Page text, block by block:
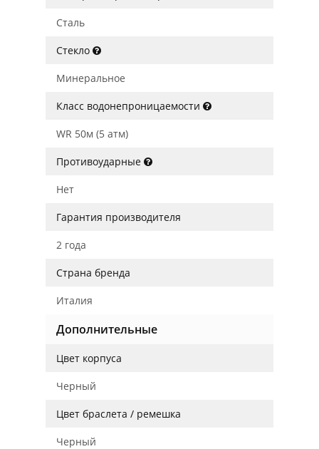
Сталь
Стекло
Минеральное
Класс водонепроницаемости
WR 50м (5 атм)
Противоударные
Нет
Гарантия производителя
2 года
Страна бренда
Италия
Дополнительные
Цвет корпуса
Черный
Цвет браслета / ремешка
Черный